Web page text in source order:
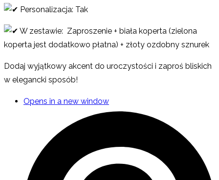
Personalizacja: Tak
W zestawie: Zaproszenie + biała koperta (zielona
koperta jest dodatkowo płatna) + złoty ozdobny sznurek
Dodaj wyjątkowy akcent do uroczystości i zaproś bliskich
w elegancki sposób!
Opens in a new window